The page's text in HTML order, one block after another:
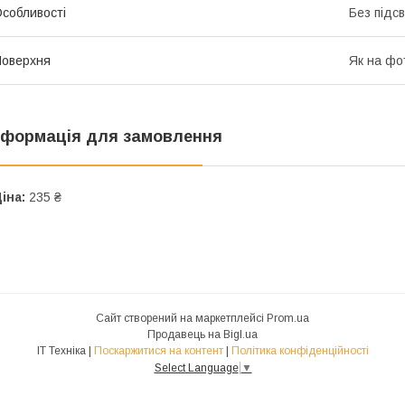
Без
Як на
для замовлення
235 ₴
Сайт створений на маркетплейсі Prom.ua
Продавець на Bigl.ua
IT Техніка | Поскаржитися на контент | Політика конфіденційності
Select Language ▼